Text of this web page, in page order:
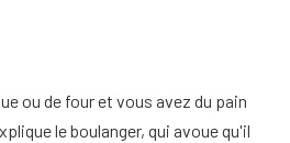
ou de four et vous avez du pain
le boulanger, qui avoue qu'il